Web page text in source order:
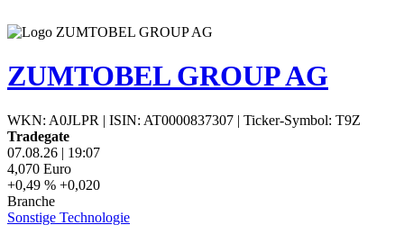
ZUMTOBEL GROUP AG
WKN: A0JLPR | ISIN: AT0000837307 | Ticker-Symbol: T9Z
Tradegate
07.08.26 | 19:07
4,070 Euro
+0,49 % +0,020
Branche
Sonstige Technologie